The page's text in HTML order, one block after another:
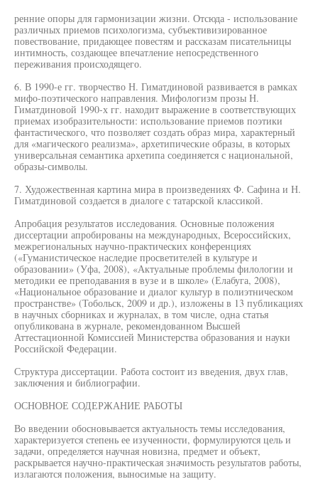
ренние опоры для гармонизации жизни. Отсюда - использование
различных приемов психологизма, субъективизированное
повествование, придающее повестям и рассказам писательницы
интимность, создающее впечатление непосредственного
переживания происходящего.
6. В 1990-е гг. творчество Н. Гиматдиновой развивается в рамках
мифо-поэтического направления. Мифологизм прозы Н.
Гиматдиновой 1990-х гг. находит выражение в соответствующих
приемах изобразительности: использование приемов поэтики
фантастического, что позволяет создать образ мира, характерный
для «магического реализма», архетипические образы, в которых
универсальная семантика архетипа соединяется с национальной,
образы-символы.
7. Художественная картина мира в произведениях Ф. Сафина и Н.
Гиматдиновой создается в диалоге с татарской классикой.
Апробация результатов исследования. Основные положения
диссертации апробированы на международных, Всероссийских,
межрегиональных научно-практических конференциях
(«Гуманистическое наследие просветителей в культуре и
образовании» (Уфа, 2008), «Актуальные проблемы филологии и
методики ее преподавания в вузе и в школе» (Елабуга, 2008),
«Национальное образование и диалог культур в полиэтническом
пространстве» (Тобольск, 2009 и др.), изложены в 13 публикациях
в научных сборниках и журналах, в том числе, одна статья
опубликована в журнале, рекомендованном Высшей
Аттестационной Комиссией Министерства образования и науки
Российской Федерации.
Структура диссертации. Работа состоит из введения, двух глав,
заключения и библиографии.
ОСНОВНОЕ СОДЕРЖАНИЕ РАБОТЫ
Во введении обосновывается актуальность темы исследования,
характеризуется степень ее изученности, формулируются цель и
задачи, определяется научная новизна, предмет и объект,
раскрывается научно-практическая значимость результатов работы,
излагаются положения, выносимые на защиту.